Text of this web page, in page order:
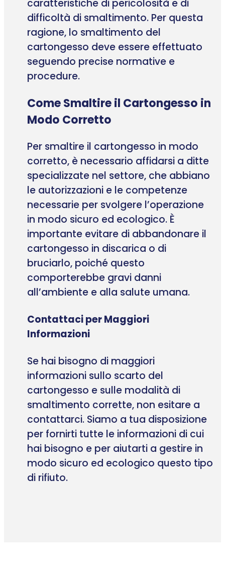
caratteristiche di pericolosità e di
difficoltà di smaltimento. Per questa
ragione, lo smaltimento del
cartongesso deve essere effettuato
seguendo precise normative e
procedure.
Come Smaltire il Cartongesso in
Modo Corretto
Per smaltire il cartongesso in modo
corretto, è necessario affidarsi a ditte
specializzate nel settore, che abbiano
le autorizzazioni e le competenze
necessarie per svolgere l’operazione
in modo sicuro ed ecologico. È
importante evitare di abbandonare il
cartongesso in discarica o di
bruciarlo, poiché questo
comporterebbe gravi danni
all’ambiente e alla salute umana.
Contattaci per Maggiori
Informazioni
Se hai bisogno di maggiori
informazioni sullo scarto del
cartongesso e sulle modalità di
smaltimento corrette, non esitare a
contattarci. Siamo a tua disposizione
per fornirti tutte le informazioni di cui
hai bisogno e per aiutarti a gestire in
modo sicuro ed ecologico questo tipo
di rifiuto.